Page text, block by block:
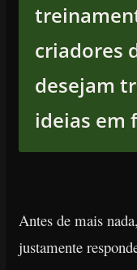
criadores
desejam
ideias em
Antes de mais
justamente